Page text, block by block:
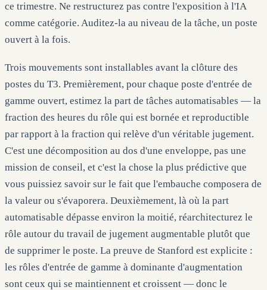
ce trimestre. Ne restructurez pas contre l'exposition à l'IA
comme catégorie. Auditez-la au niveau de la tâche, un poste
ouvert à la fois.
Trois mouvements sont installables avant la clôture des
postes du T3. Premièrement, pour chaque poste d'entrée de
gamme ouvert, estimez la part de tâches automatisables — la
fraction des heures du rôle qui est bornée et reproductible
par rapport à la fraction qui relève d'un véritable jugement.
C'est une décomposition au dos d'une enveloppe, pas une
mission de conseil, et c'est la chose la plus prédictive que
vous puissiez savoir sur le fait que l'embauche composera de
la valeur ou s'évaporera. Deuxièmement, là où la part
automatisable dépasse environ la moitié, réarchitecturez le
rôle autour du travail de jugement augmentable plutôt que
de supprimer le poste. La preuve de Stanford est explicite :
les rôles d'entrée de gamme à dominante d'augmentation
sont ceux qui se maintiennent et croissent — donc le